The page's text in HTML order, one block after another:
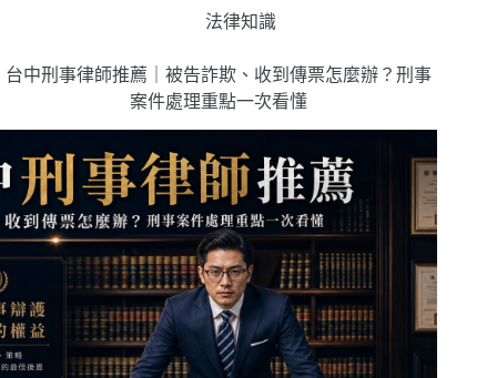
法律知識
台中刑事律師推薦｜被告詐欺、收到傳票怎麼辦？刑事
案件處理重點一次看懂